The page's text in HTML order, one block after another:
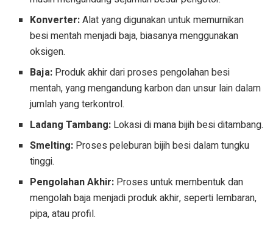
Konverter:Alat yang digunakan untuk memurnikan
besi mentah menjadi baja, biasanya menggunakan
oksigen.
Baja: Produk akhir dari proses pengolahan besi
mentah, yang mengandung karbon dan unsur lain dalam
jumlah yang terkontrol.
Ladang Tambang: Lokasi di mana bijih besi ditambang.
Smelting: Proses peleburan bijih besi dalam tungku
tinggi.
Pengolahan Akhir: Proses untuk membentuk dan
mengolah baja menjadi produk akhir, seperti lembaran,
pipa, atau profil.